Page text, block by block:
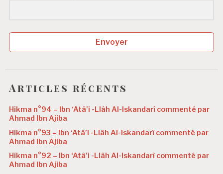
Envoyer
Articles récents
Hikma n°94 – Ibn ‘Atâ’i -Llâh Al-Iskandarî commenté par
Ahmad Ibn Ajiba
Hikma n°93 – Ibn ‘Atâ’i -Llâh Al-Iskandarî commenté par
Ahmad Ibn Ajiba
Hikma n°92 – Ibn ‘Atâ’i -Llâh Al-Iskandarî commenté par
Ahmad Ibn Ajiba